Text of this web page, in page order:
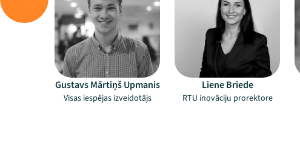
Gustavs Mārtiņš Upmanis
Visas iespējas izveidotājs
Liene Briede
RTU inovāciju prorektore